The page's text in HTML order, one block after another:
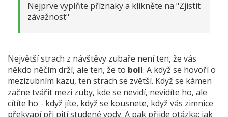
Nejprve vyplňte příznaky a klikněte na "Zjistit
závažnost"
Největší strach z návštěvy zubaře není ten, že vás
někdo něčím drží, ale ten, že to bolí. A když se hovoří o
mezizubním kazu, ten strach se zvětší. Když se kámen
začne tvářit mezi zuby, kde se nevidí, nevidíte ho, ale
cítíte ho - když jíte, když se kousnete, když vás zimnice
překvapí při pití studené vody. A pak přijde otázka: jak